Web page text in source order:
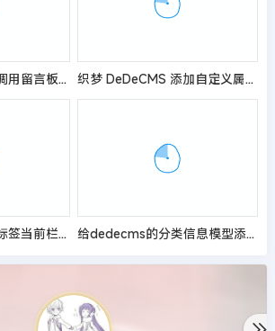
织梦dedecms首页调用留言板信息的方法 织梦 DeDeCMS 添加自定义属性的方法(图文教程)
织梦channelartlist标签当前栏目高亮 给dedecms的分类信息模型添加置顶功能